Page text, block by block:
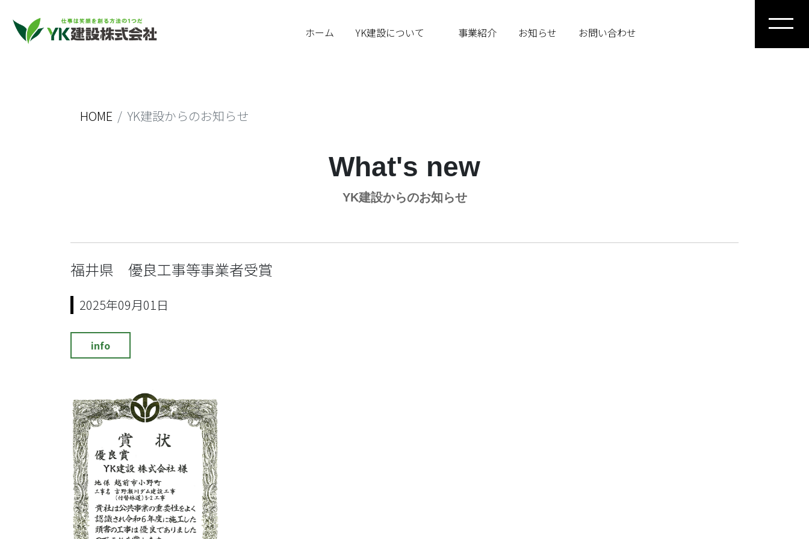
ホーム YK建設について 事業紹介 お知らせ お問い合わせ
HOME YK建設からのお知らせ
What's new
YK建設からのお知らせ
福井県 優良工事等事業者受賞
2025年09月01日
info